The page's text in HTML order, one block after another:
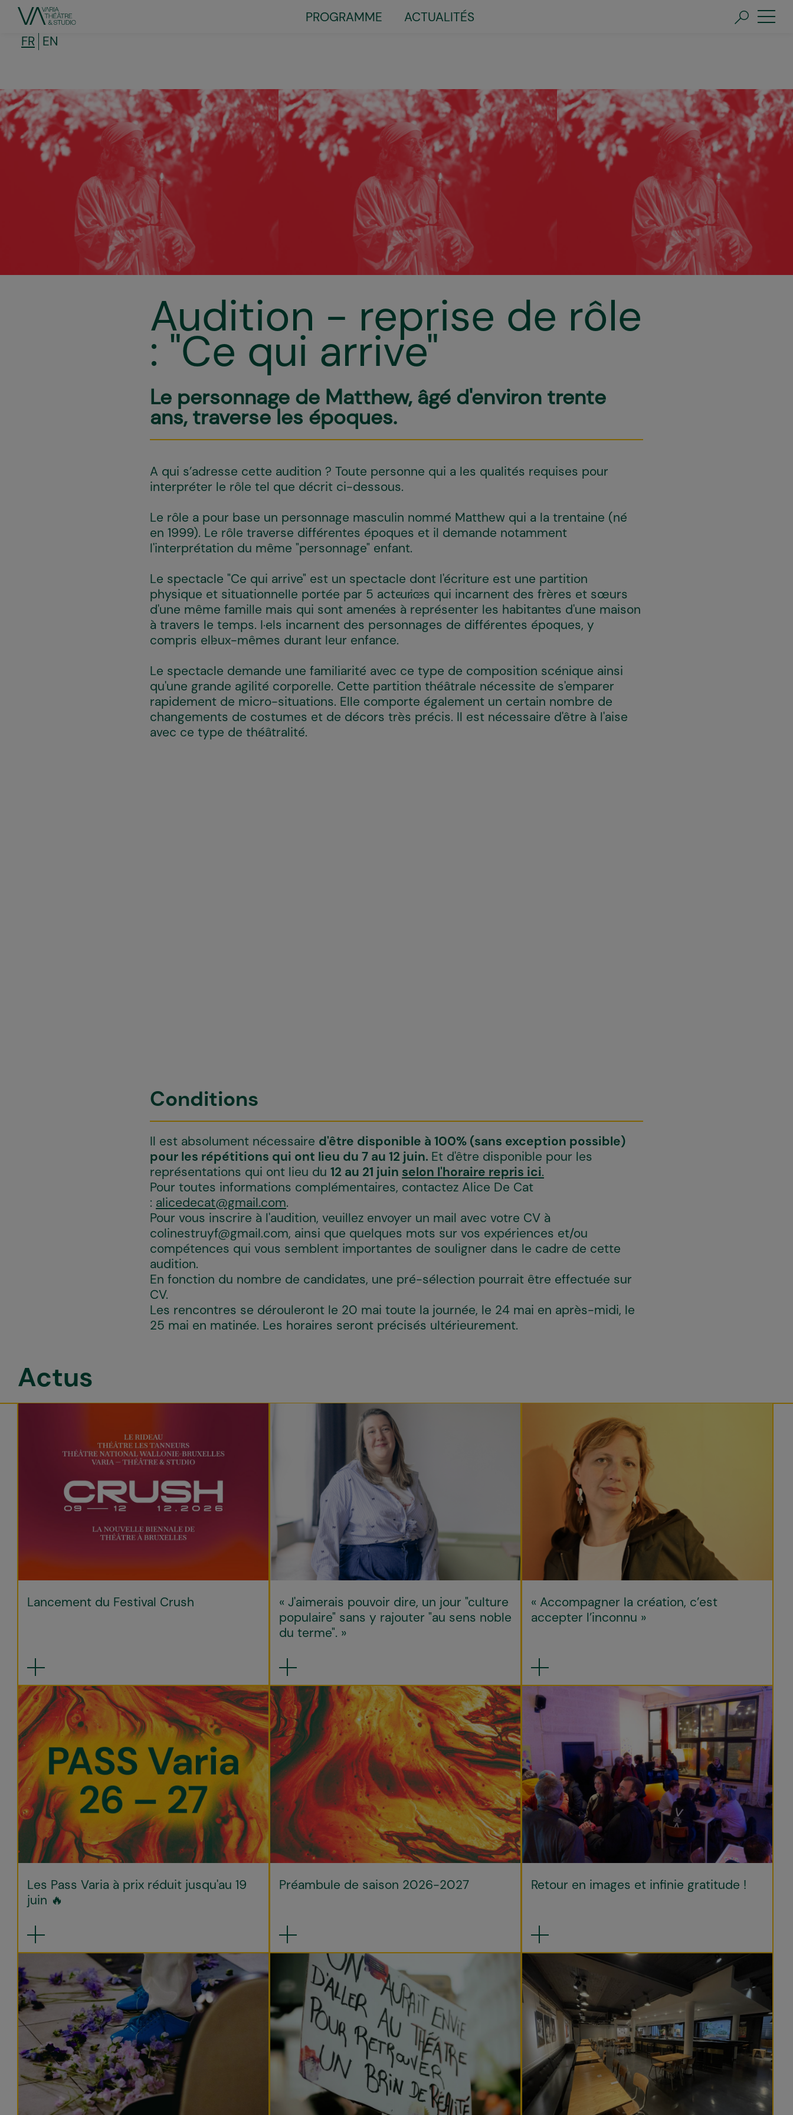
contenu
Little
menu
PROGRAMME
ACTUALITÉS
FR EN
Audition - reprise de rôle
: "Ce qui arrive"
Le personnage de Matthew, âgé d'environ trente
ans, traverse les époques.
A qui s’adresse cette audition ? Toute personne qui a les qualités requises pour
interpréter le rôle tel que décrit ci-dessous.
Le rôle a pour base un personnage masculin nommé Matthew qui a la trentaine (né
en 1999). Le rôle traverse différentes époques et il demande notamment
l'interprétation du même "personnage" enfant.
Le spectacle "Ce qui arrive" est un spectacle dont l'écriture est une partition
physique et situationnelle portée par 5 acteur·ices qui incarnent des frères et sœurs
d'une même famille mais qui sont amené·es à représenter les habitant·es d'une maison
à travers le temps. I·els incarnent des personnages de différentes époques, y
compris ell·eux-mêmes durant leur enfance.
Le spectacle demande une familiarité avec ce type de composition scénique ainsi
qu'une grande agilité corporelle. Cette partition théâtrale nécessite de s'emparer
rapidement de micro-situations. Elle comporte également un certain nombre de
changements de costumes et de décors très précis. Il est nécessaire d'être à l'aise
avec ce type de théâtralité.
Conditions
Il est absolument nécessaire d'être disponible à 100% (sans exception possible)
pour les répétitions qui ont lieu du 7 au 12 juin. Et d'être disponible pour les
représentations qui ont lieu du 12 au 21 juin selon l'horaire repris ici.
Pour toutes informations complémentaires, contactez Alice De Cat
: alicedecat@gmail.com.
Pour vous inscrire à l'audition, veuillez envoyer un mail avec votre CV à
colinestruyf@gmail.com, ainsi que quelques mots sur vos expériences et/ou
compétences qui vous semblent importantes de souligner dans le cadre de cette
audition.
En fonction du nombre de candidat·es, une pré-sélection pourrait être effectuée sur
CV.
Les rencontres se dérouleront le 20 mai toute la journée, le 24 mai en après-midi, le
25 mai en matinée. Les horaires seront précisés ultérieurement.
Actus
Lancement du Festival Crush
« J'aimerais pouvoir dire, un jour "culture
populaire" sans y rajouter "au sens noble
du terme". »
« Accompagner la création, c’est
accepter l’inconnu »
Les Pass Varia à prix réduit jusqu'au 19
juin 🔥
Préambule de saison 2026-2027 Retour en images et infinie gratitude !